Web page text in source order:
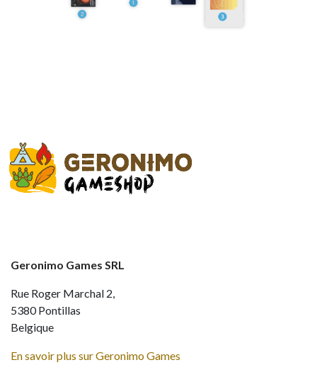
Geronimo Games SRL
Rue Roger Marchal 2,
5380 Pontillas
Belgique
En savoir plus sur Geronimo Games